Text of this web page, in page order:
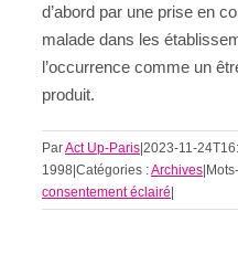
d’abord par une prise en
malade dans les
l’occurrence comme un
produit.
ParAct Up-Paris|2023-11-
1998|Catégories :Archives|
consentement éclairé|